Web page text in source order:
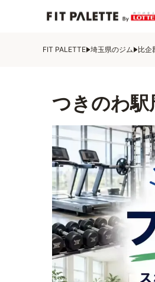
FIT PALETTE 埼玉県のジム 比企
つきのわ駅